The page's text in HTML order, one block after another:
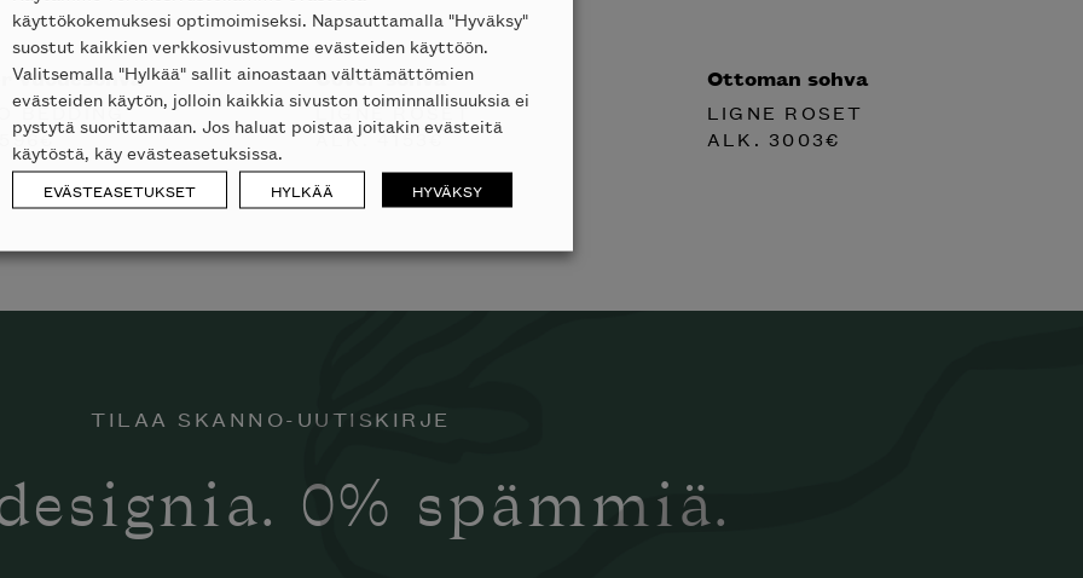
vuodesohva
BEDDING
€
Cover sohva
LIGNE ROSET
ALK.4153€
Ottoman sohva
LIGNE ROSET
ALK. 3003€
TILAA SKANNO-UUTISKIRJE
0% spämmiä.
käyttökokemuksesi optimoimiseksi. Napsauttamalla "Hyväksy"
suostut kaikkien verkkosivustomme evästeiden käyttöön.
Valitsemalla "Hylkää" sallit ainoastaan välttämättömien
evästeiden käytön, jolloin kaikkia sivuston toiminnallisuuksia ei
pystytä suorittamaan. Jos haluat poistaa joitakin evästeitä
käytöstä, käy evästeasetuksissa.
EVÄSTEASETUKSET HYLKÄÄ HYVÄKSY